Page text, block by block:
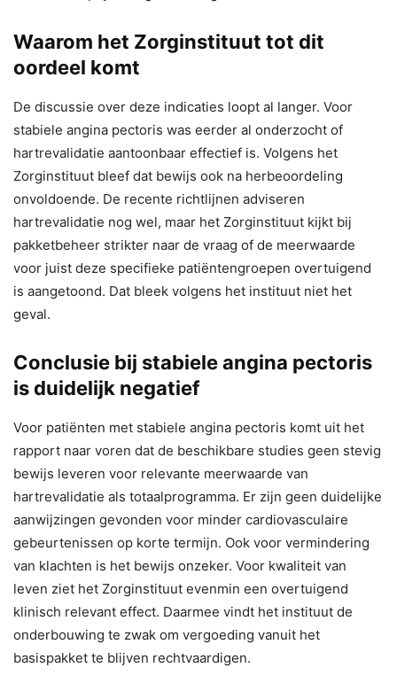
Waarom het Zorginstituut tot dit
oordeel komt
De discussie over deze indicaties loopt al langer. Voor
stabiele angina pectoris was eerder al onderzocht of
hartrevalidatie aantoonbaar effectief is. Volgens het
Zorginstituut bleef dat bewijs ook na herbeoordeling
onvoldoende. De recente richtlijnen adviseren
hartrevalidatie nog wel, maar het Zorginstituut kijkt bij
pakketbeheer strikter naar de vraag of de meerwaarde
voor juist deze specifieke patiëntengroepen overtuigend
is aangetoond. Dat bleek volgens het instituut niet het
geval.
Conclusie bij stabiele angina pectoris
is duidelijk negatief
Voor patiënten met stabiele angina pectoris komt uit het
rapport naar voren dat de beschikbare studies geen stevig
bewijs leveren voor relevante meerwaarde van
hartrevalidatie als totaalprogramma. Er zijn geen duidelijke
aanwijzingen gevonden voor minder cardiovasculaire
gebeurtenissen op korte termijn. Ook voor vermindering
van klachten is het bewijs onzeker. Voor kwaliteit van
leven ziet het Zorginstituut evenmin een overtuigend
klinisch relevant effect. Daarmee vindt het instituut de
onderbouwing te zwak om vergoeding vanuit het
basispakket te blijven rechtvaardigen.